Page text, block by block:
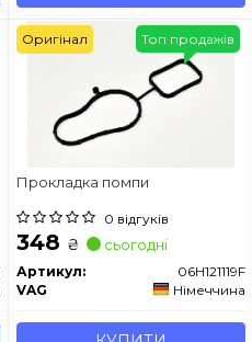
Прокладка помпи
0 відгуків
348 ₴ сьогодні
Артикул:
06H121119F
VAG
Німеччина
Топ продажів
Оригінал